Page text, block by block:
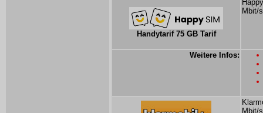
Handytarif 75 GB Tarif
Mbit/s
Weitere Infos:
Mbit/s